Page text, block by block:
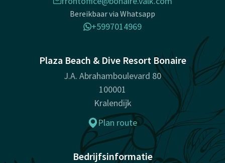
Bereikbaar via Whatsapp
+5997014969
Plaza Beach & Dive Resort Bonaire
J.A. Abrahamboulevard 80
100001
Kralendijk
Plan route
Bedrijfsinformatie